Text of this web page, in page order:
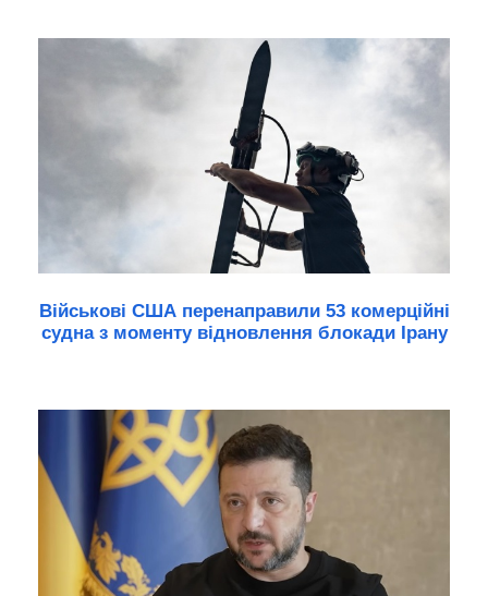
Військові США перенаправили 53 комерційні
судна з моменту відновлення блокади Ірану